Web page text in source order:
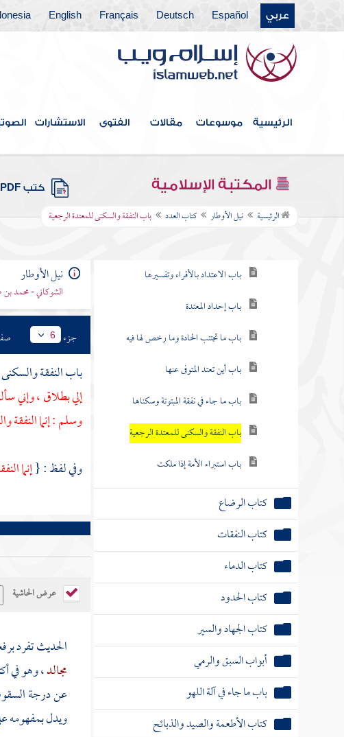
عربي Español
Deutsch
Français
English
الرئيسية موسوعات مقالات الفتوى الاستشارات
المكتبة الإسلامية كتب PDF
الرئيسية نيل الأوطار كتاب العدد باب النفقة والسكنى للمعتدة الرجعية
كتاب الخلع
كتاب الرجعة والإباحة للزوج الأول
كتاب الإيلاء
كتاب الظهار
كتاب اللعان
كتاب العدد
باب الاعتداد بالأقراء وتفسيرها
باب إحداد المعتدة
باب ما تجتنب الحادة وما رخص لها فيه
باب أين تعتد المتوفى عنها
باب ما جاء في نفقة المبتوتة وسكناها
باب النفقة والسكنى للمعتدة الرجعية
باب استبراء الأمة إذا ملكت
كتاب الرضاع
كتاب النفقات
كتاب الدماء
كتاب الحدود
كتاب الجهاد والسير
أبواب السبق والرمي
باب ما جاء في آلة اللهو
كتاب الأطعمة والصيد والذبائح
نيل الأوطار
الشوكاني - محمد
جزء 6
باب النفقة
إلي بطلاق ، وإني
وسلم : إنما النفقة
وفي لفظ : {إنما
عرض الحاشية
الحديث تفرد
مجالد، وهو في
عن درجة
ويدل بمفهومه